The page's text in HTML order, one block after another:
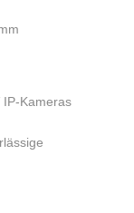
IP-Kameras